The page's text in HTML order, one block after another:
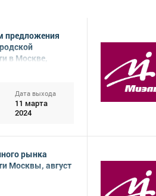
предложения
в Москве,
Дата выхода
11 марта
2024
рынка
Москвы, август